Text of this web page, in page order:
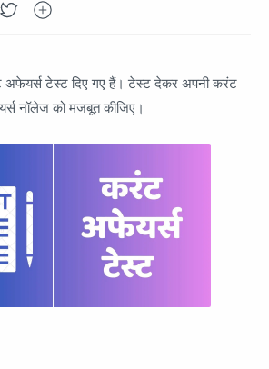
टेस्ट दिए गए हैं। टेस्ट देकर अपनी करंट
नॉलेज को मजबूत कीजिए।